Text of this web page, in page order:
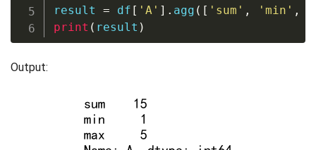
result = df [ 'A' ] . agg ( [ 'sum' , 'min' ,
print ( result )
Output: